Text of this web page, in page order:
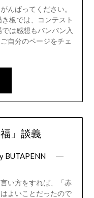
んばってください。
板では、コンテスト
は感想もバンバン入
自分のページをチェ
」談義
BUTAPENN
い方をすれば、「赤
よいことだったので